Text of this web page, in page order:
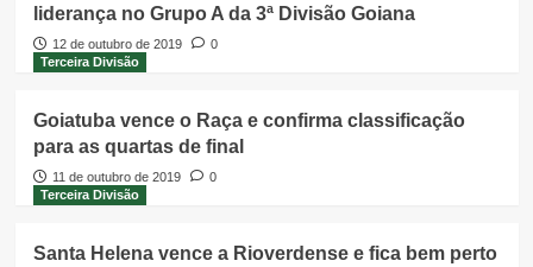
liderança no Grupo A da 3ª Divisão Goiana
12 de outubro de 2019
0
Terceira Divisão
Goiatuba vence o Raça e confirma classificação
para as quartas de final
11 de outubro de 2019
0
Terceira Divisão
Santa Helena vence a Rioverdense e fica bem perto